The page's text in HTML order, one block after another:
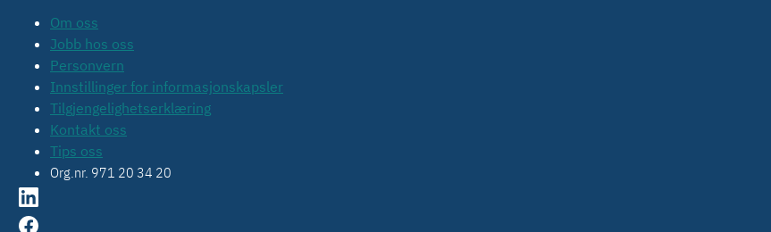
Om oss
Jobb hos oss
Personvern
Innstillinger for informasjonskapsler
Tilgjengelighetserklæring
Kontakt oss
Tips oss
Org.nr. 971 20 34 20